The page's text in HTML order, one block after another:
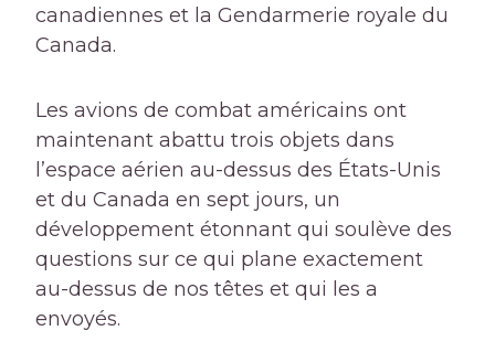
canadiennes et la Gendarmerie royale du
Canada.
Les avions de combat américains ont
maintenant abattu trois objets dans
l’espace aérien au-dessus des États-Unis
et du Canada en sept jours, un
développement étonnant qui soulève des
questions sur ce qui plane exactement
au-dessus de nos têtes et qui les a
envoyés.